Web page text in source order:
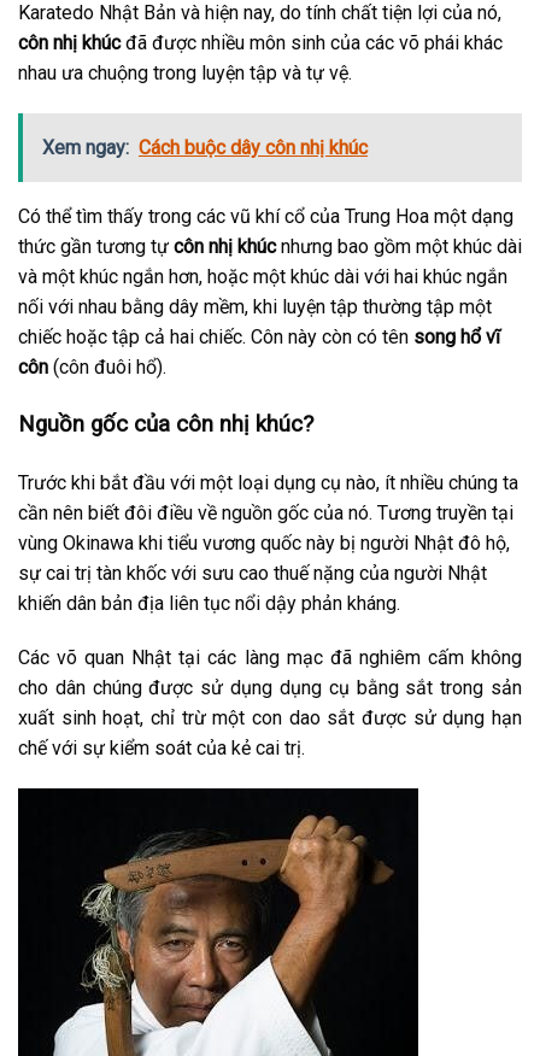
Karatedo Nhật Bản và hiện nay, do tính chất tiện lợi của nó,
côn nhị khúcđã được nhiều môn sinh của các võ phái khác
nhau ưa chuộng trong luyện tập và tự vệ.
Xem ngay: Cách buộc dây côn nhị khúc
Có thể tìm thấy trong các vũ khí cổ của Trung Hoa một dạng
thức gần tương tự côn nhị khúcnhưng bao gồm một khúc dài
và một khúc ngắn hơn, hoặc một khúc dài với hai khúc ngắn
nối với nhau bằng dây mềm, khi luyện tập thường tập một
chiếc hoặc tập cả hai chiếc. Côn này còn có tên song hổ vĩ
côn (côn đuôi hổ).
Nguồn gốc của côn nhị khúc?
Trước khi bắt đầu với một loại dụng cụ nào, ít nhiều chúng ta
cần nên biết đôi điều về nguồn gốc của nó. Tương truyền tại
vùng Okinawa khi tiểu vương quốc này bị người Nhật đô hộ,
sự cai trị tàn khốc với sưu cao thuế nặng của người Nhật
khiến dân bản địa liên tục nổi dậy phản kháng.
Các võ quan Nhật tại các làng mạc đã nghiêm cấm không
cho dân chúng được sử dụng dụng cụ bằng sắt trong sản
xuất sinh hoạt, chỉ trừ một con dao sắt được sử dụng hạn
chế với sự kiểm soát của kẻ cai trị.